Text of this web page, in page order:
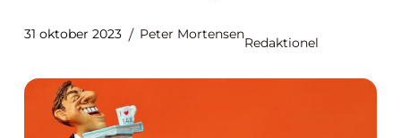
31 oktober 2023 Peter Mortensen
Redaktionel